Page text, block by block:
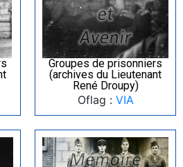
Groupes de prisonniers
(archives du Lieutenant
René Droupy)
Oflag : VIA